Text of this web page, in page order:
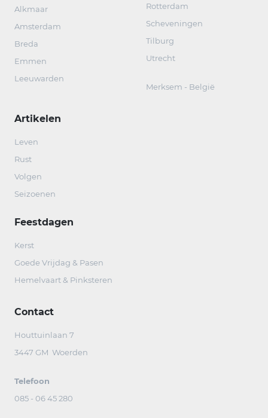
Alkmaar
Amsterdam
Breda
Emmen
Leeuwarden
Rotterdam
Scheveningen
Tilburg
Utrecht
Merksem - België
Artikelen
Leven
Rust
Volgen
Seizoenen
Feestdagen
Kerst
Goede Vrijdag & Pasen
Hemelvaart & Pinksteren
Contact
Houttuinlaan 7
3447 GM Woerden
Telefoon
085 - 06 45 280